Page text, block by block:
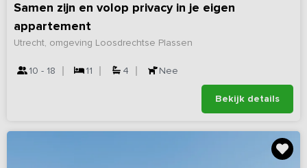
Samen zijn en volop privacy in je eigen
appartement
Utrecht, omgeving Loosdrechtse Plassen
10 - 18 11 4 Nee
Bekijk details